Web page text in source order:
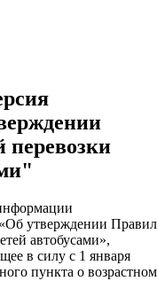
перевозки
утверждении Правил
автобусами»,
в силу с 1 января
пункта о возрастном